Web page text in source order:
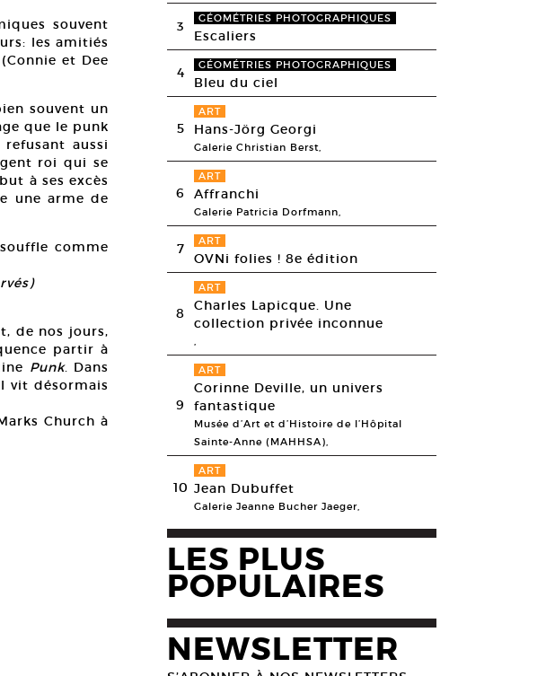
souvent
les amitiés
et Dee
souvent un
que le punk
aussi
roi qui se
à ses excès
une arme de
comme
de nos jours,
partir à
Punk. Dans
vit désormais
Church à
3 GÉOMÉTRIES PHOTOGRAPHIQUES
Escaliers
4 GÉOMÉTRIES PHOTOGRAPHIQUES
Bleu du ciel
5
ART
Hans-Jörg Georgi
Galerie Christian Berst,
6
ART
Affranchi
Galerie Patricia Dorfmann,
7 ART
OVNi folies ! 8e édition
8
ART
Charles Lapicque. Une
collection privée inconnue
,
9
ART
Corinne Deville, un univers
fantastique
Musée d’Art et d’Histoire de l’Hôpital
Sainte-Anne (MAHHSA),
10
ART
Jean Dubuffet
Galerie Jeanne Bucher Jaeger,
LES PLUS
POPULAIRES
NEWSLETTER